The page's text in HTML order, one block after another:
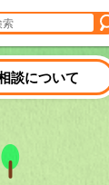
談について